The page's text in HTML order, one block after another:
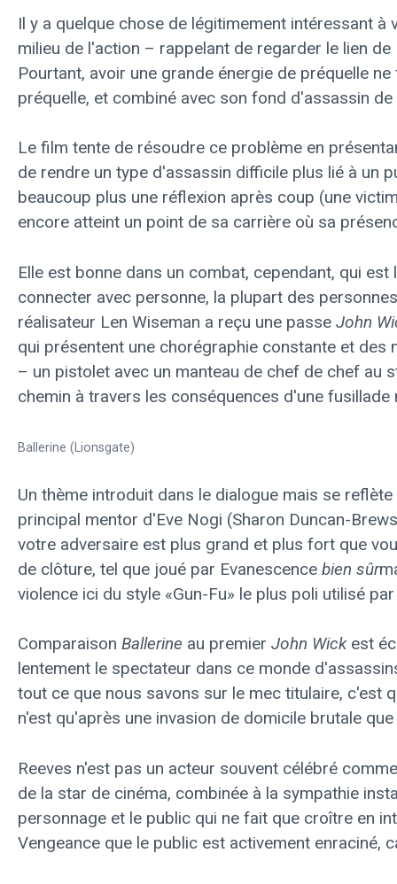
Il y a quelque chose de légitimement intéressant
milieu de l'action – rappelant de regarder le lien
Pourtant, avoir une grande énergie de préquelle
préquelle, et combiné avec son fond d'assassin
Le film tente de résoudre ce problème en
de rendre un type d'assassin difficile plus lié à un
beaucoup plus une réflexion après coup (une
encore atteint un point de sa carrière où sa
Elle est bonne dans un combat, cependant, qui
connecter avec personne, la plupart des
réalisateur Len Wiseman a reçu une passe John
qui présentent une chorégraphie constante et
– un pistolet avec un manteau de chef de chef au
chemin à travers les conséquences d'une
Ballerine (Lionsgate)
Un thème introduit dans le dialogue mais se
principal mentor d'Eve Nogi (Sharon Duncan-
votre adversaire est plus grand et plus fort que
de clôture, tel que joué par Evanescence bien sûr
violence ici du style «Gun-Fu» le plus poli utilisé
Comparaison Ballerine au premier John Wickest
lentement le spectateur dans ce monde
tout ce que nous savons sur le mec titulaire, c'est
n'est qu'après une invasion de domicile brutale
Reeves n'est pas un acteur souvent célébré
de la star de cinéma, combinée à la sympathie
personnage et le public qui ne fait que croître en
Vengeance que le public est activement enraciné,